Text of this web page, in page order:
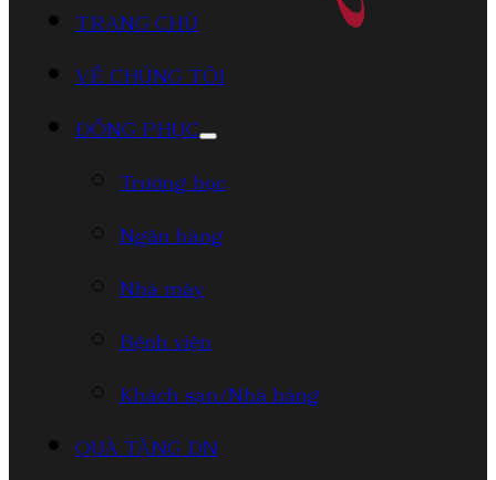
TRANG CHỦ
VỀ CHÚNG TÔI
ĐỒNG PHỤC
Trường học
Ngân hàng
Nhà máy
Bệnh viện
Khách sạn/Nhà hàng
QUÀ TẶNG DN